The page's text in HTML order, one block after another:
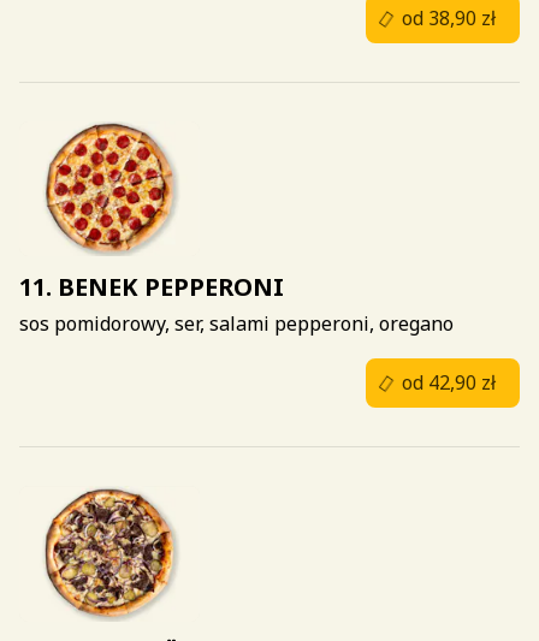
11. BENEK PEPPERONI
sos pomidorowy, ser, salami pepperoni, oregano